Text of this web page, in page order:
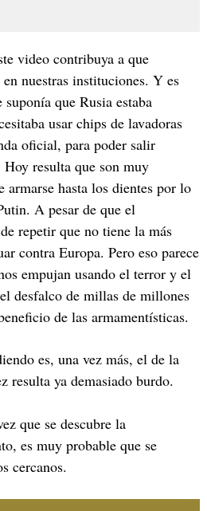
video contribuya a que
nuestras instituciones. Y es
suponía que Rusia estaba
usar chips de lavadoras
oficial, para poder salir
resulta que son muy
armarse hasta los dientes por lo
A pesar de que el
repetir que no tiene la más
contra Europa. Pero eso parece
empujan usando el terror y el
desfalco de millas de millones
de las armamentísticas.
es, una vez más, el de la
resulta ya demasiado burdo.
que se descubre la
es muy probable que se
cercanos.